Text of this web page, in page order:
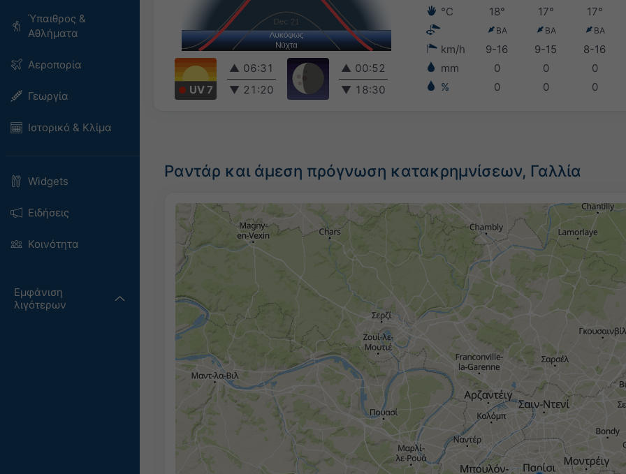
Ύπαιθρος &
Αθλήματα
Αεροπορία
Γεωργία
Ιστορικό & Κλίμα
Widgets
Ειδήσεις
Κοινότητα
Εμφάνιση
λιγότερων
UV 7
▲ 06:31
▼ 21:20
▲ 00:52
▼ 18:30
°C 18° 17° 17°
ΒΑ ΒΑ ΒΑ
km/h 9-16 9-15
8-16
mm
0 0
0
%
0 0 0
Ραντάρ και άμεση πρόγνωση κατακρημνίσεων, Γαλλία